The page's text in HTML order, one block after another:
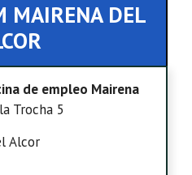
MAIRENA DEL
de empleo Mairena
Trocha 5
Alcor